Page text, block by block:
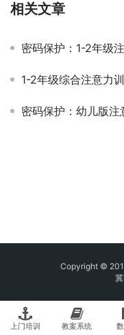
相关文章
密码保护：1-2年级
1-2年级综合注意力
密码保护：幼儿版
Copyright ©
上门培训 教案系统